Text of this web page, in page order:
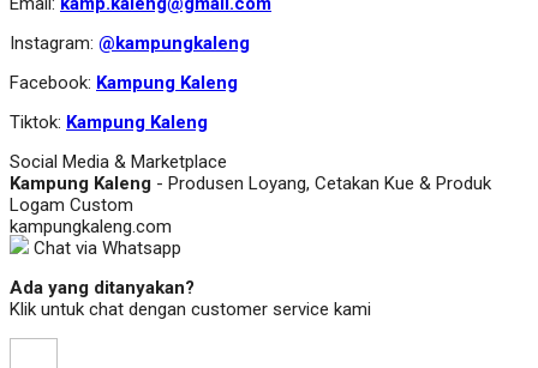
Instagram: @kampungkaleng
Facebook: Kampung Kaleng
Tiktok: Kampung Kaleng
Social Media & Marketplace
Kampung Kaleng - Produsen Loyang, Cetakan Kue & Produk
Logam Custom
kampungkaleng.com
Chat via Whatsapp
Ada yang ditanyakan?
Klik untuk chat dengan customer service kami